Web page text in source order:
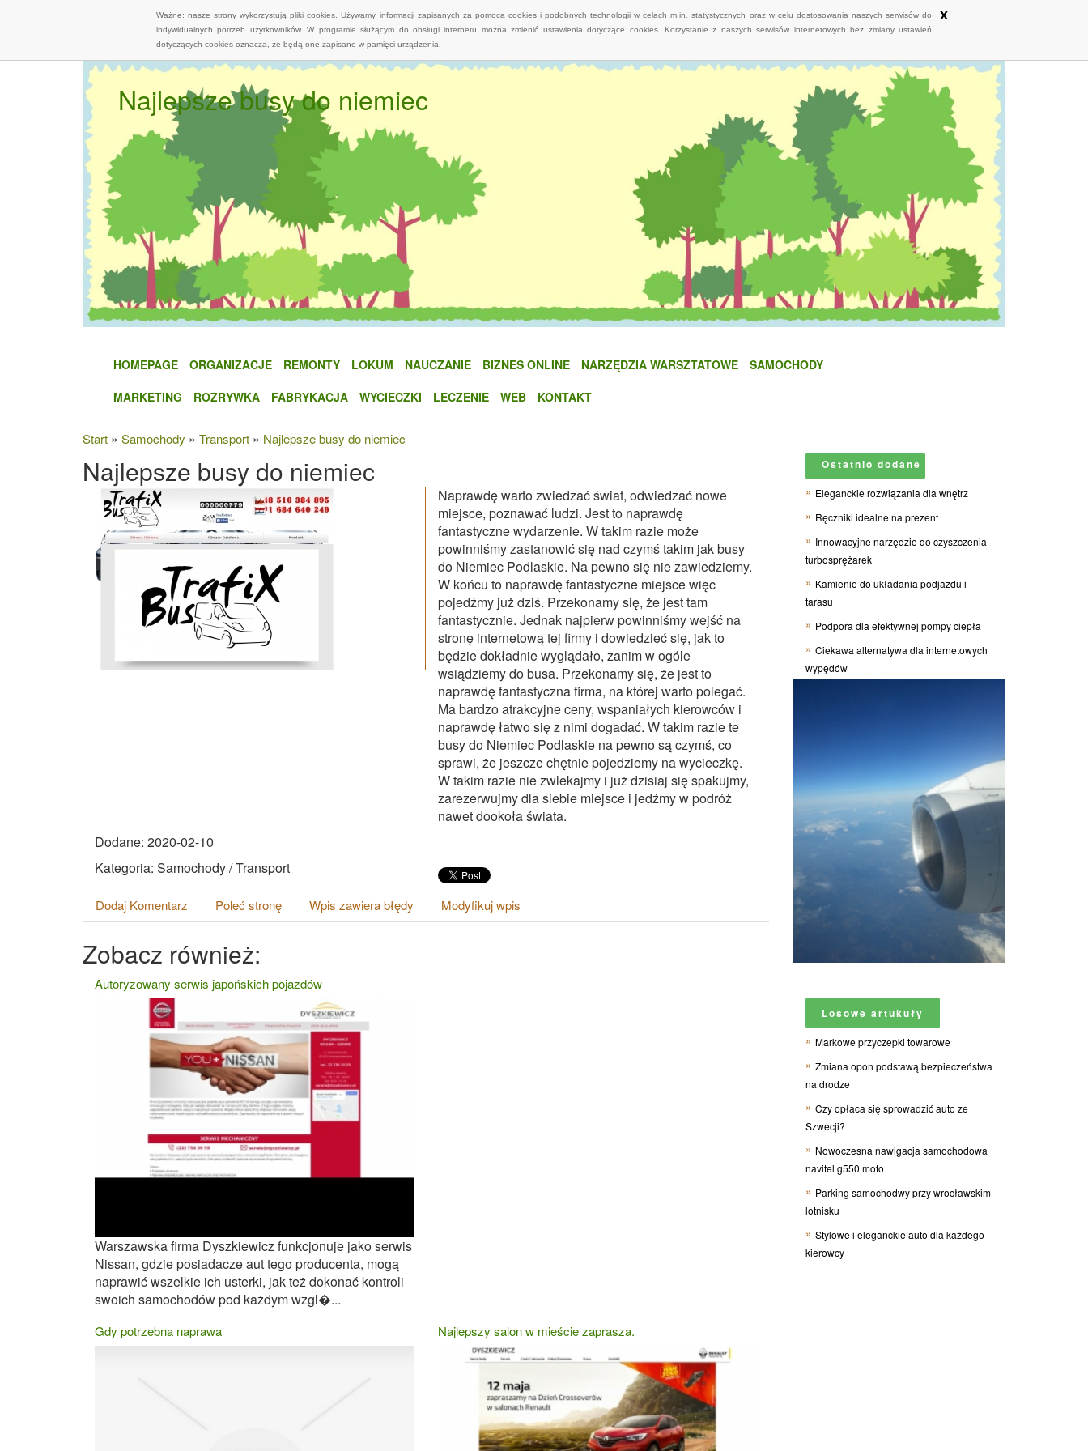
Ważne: nasze strony wykorzystują pliki cookies. Używamy informacji zapisanych za pomocą cookies i podobnych technologii w celach m.in. statystycznych oraz w celu dostosowania naszych serwisów do
indywidualnych potrzeb użytkowników. W programie służącym do obsługi internetu można zmienić ustawienia dotyczące cookies. Korzystanie z naszych serwisów internetowych bez zmiany ustawień
dotyczących cookies oznacza, że będą one zapisane w pamięci urządzenia.
x
Najlepsze busy do niemiec
HOMEPAGE ORGANIZACJE REMONTY LOKUM NAUCZANIE BIZNES ONLINE NARZĘDZIA WARSZTATOWE
SAMOCHODY
MARKETING
ROZRYWKA FABRYKACJA WYCIECZKI LECZENIE WEB KONTAKT
Start » Samochody » Transport » Najlepsze busy do niemiec
Najlepsze busy do niemiec
Naprawdę warto zwiedzać świat, odwiedzać nowe
miejsce, poznawać ludzi. Jest to naprawdę
fantastyczne wydarzenie. W takim razie może
powinniśmy zastanowić się nad czymś takim jak busy
do Niemiec Podlaskie. Na pewno się nie zawiedziemy.
W końcu to naprawdę fantastyczne miejsce więc
pojedźmy już dziś. Przekonamy się, że jest tam
fantastycznie. Jednak najpierw powinniśmy wejść na
stronę internetową tej firmy i dowiedzieć się, jak to
będzie dokładnie wyglądało, zanim w ogóle
wsiądziemy do busa. Przekonamy się, że jest to
naprawdę fantastyczna firma, na której warto polegać.
Ma bardzo atrakcyjne ceny, wspaniałych kierowców i
naprawdę łatwo się z nimi dogadać. W takim razie te
busy do Niemiec Podlaskie na pewno są czymś, co
sprawi, że jeszcze chętnie pojedziemy na wycieczkę.
W takim razie nie zwlekajmy i już dzisiaj się spakujmy,
zarezerwujmy dla siebie miejsce i jedźmy w podróż
nawet dookoła świata.
Dodane: 2020-02-10
Kategoria: Samochody / Transport
Dodaj Komentarz Poleć stronę Wpis zawiera błędy Modyfikuj wpis
Zobacz również:
Autoryzowany serwis japońskich pojazdów
Warszawska firma Dyszkiewicz funkcjonuje jako serwis
Nissan, gdzie posiadacze aut tego producenta, mogą
naprawić wszelkie ich usterki, jak też dokonać kontroli
swoich samochodów pod każdym wzgl�...
Gdy potrzebna naprawa Najlepszy salon w mieście zaprasza.
Ostatnio dodane
Eleganckie rozwiązania dla wnętrz
Ręczniki idealne na prezent
Innowacyjne narzędzie do czyszczenia
turbosprężarek
Kamienie do układania podjazdu i
tarasu
Podpora dla efektywnej pompy ciepła
Ciekawa alternatywa dla internetowych
wypędów
Losowe artukuły
Markowe przyczepki towarowe
Zmiana opon podstawą bezpieczeństwa
na drodze
Czy opłaca się sprowadzić auto ze
Szwecji?
Nowoczesna nawigacja samochodowa
navitel g550 moto
Parking samochodwy przy wrocławskim
lotnisku
Stylowe i eleganckie auto dla każdego
kierowcy